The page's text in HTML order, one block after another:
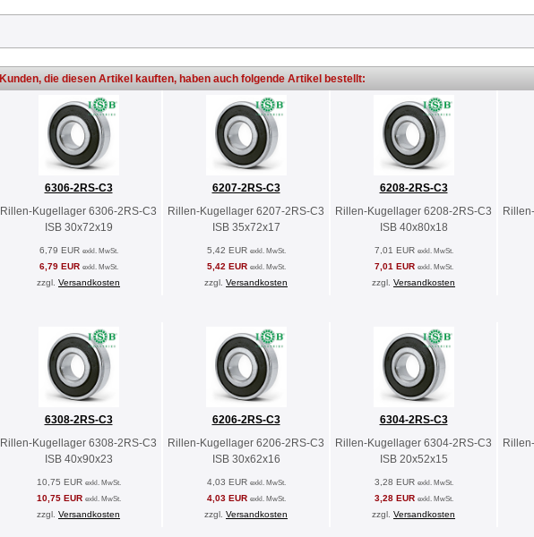
Kunden, die diesen Artikel kauften, haben auch folgende Artikel bestellt:
6306-2RS-C3
Rillen-Kugellager 6306-2RS-C3
ISB 30x72x19
6,79 EUR exkl. MwSt.
6,79 EUR exkl. MwSt.
zzgl. Versandkosten
6207-2RS-C3
Rillen-Kugellager 6207-2RS-C3
ISB 35x72x17
5,42 EUR exkl. MwSt.
5,42 EUR exkl. MwSt.
zzgl. Versandkosten
6208-2RS-C3
Rillen-Kugellager 6208-2RS-C3
ISB 40x80x18
7,01 EUR exkl. MwSt.
7,01 EUR exkl. MwSt.
zzgl. Versandkosten
6308-2RS-C3
Rillen-Kugellager 6308-2RS-C3
ISB 40x90x23
10,75 EUR exkl. MwSt.
10,75 EUR exkl. MwSt.
zzgl. Versandkosten
6206-2RS-C3
Rillen-Kugellager 6206-2RS-C3
ISB 30x62x16
4,03 EUR exkl. MwSt.
4,03 EUR exkl. MwSt.
zzgl. Versandkosten
6304-2RS-C3
Rillen-Kugellager 6304-2RS-C3
ISB 20x52x15
3,28 EUR exkl. MwSt.
3,28 EUR exkl. MwSt.
zzgl. Versandkosten